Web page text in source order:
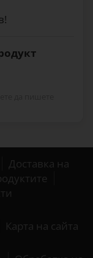
Доставка на
Карта на сайта